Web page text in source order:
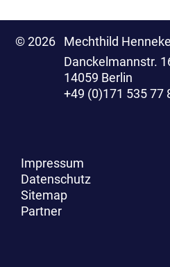
© 2026
Mechthild Henneke
Danckelmannstr.
14059 Berlin
+49 (0)171 535 77
Impressum
Datenschutz
Sitemap
Partner